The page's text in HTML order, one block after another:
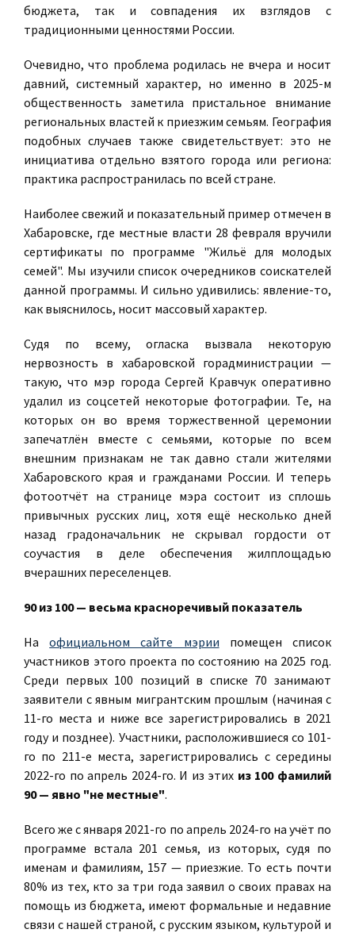
бюджета, так и совпадения их взглядов с
традиционными ценностями России.
Очевидно, что проблема родилась не вчера и носит
давний, системный характер, но именно в 2025-м
общественность заметила пристальное внимание
региональных властей к приезжим семьям. География
подобных случаев также свидетельствует: это не
инициатива отдельно взятого города или региона:
практика распространилась по всей стране.
Наиболее свежий и показательный пример отмечен в
Хабаровске, где местные власти 28 февраля вручили
сертификаты по программе "Жильё для молодых
семей". Мы изучили список очередников соискателей
данной программы. И сильно удивились: явление-то,
как выяснилось, носит массовый характер.
Судя по всему, огласка вызвала некоторую
нервозность в хабаровской горадминистрации —
такую, что мэр города Сергей Кравчук оперативно
удалил из соцсетей некоторые фотографии. Те, на
которых он во время торжественной церемонии
запечатлён вместе с семьями, которые по всем
внешним признакам не так давно стали жителями
Хабаровского края и гражданами России. И теперь
фотоотчёт на странице мэра состоит из сплошь
привычных русских лиц, хотя ещё несколько дней
назад градоначальник не скрывал гордости от
соучастия в деле обеспечения жилплощадью
вчерашних переселенцев.
90 из 100 — весьма красноречивый показатель
Наофициальном сайте мэрии помещен список
участников этого проекта по состоянию на 2025 год.
Среди первых 100 позиций в списке 70 занимают
заявители с явным мигрантским прошлым (начиная с
11-го места и ниже все зарегистрировались в 2021
году и позднее). Участники, расположившиеся со 101-
го по 211-е места, зарегистрировались с середины
2022-го по апрель 2024-го. И из этих из 100 фамилий
90 — явно "не местные".
Всего же с января 2021-го по апрель 2024-го на учёт по
программе встала 201 семья, из которых, судя по
именам и фамилиям, 157 — приезжие. То есть почти
80% из тех, кто за три года заявил о своих правах на
помощь из бюджета, имеют формальные и недавние
связи с нашей страной, с русским языком, культурой и